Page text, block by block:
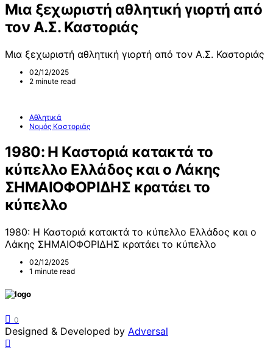
Μια ξεχωριστή αθλητική γιορτή από
τον Α.Σ. Καστοριάς
Μια ξεχωριστή αθλητική γιορτή από τον Α.Σ. Καστοριάς
02/12/2025
2 minute read
Αθλητικά
Νομός Καστοριάς
1980: Η Καστοριά κατακτά το
κύπελλο Ελλάδος και ο Λάκης
ΣΗΜΑΙΟΦΟΡΙΔΗΣ κρατάει το
κύπελλο
1980: Η Καστοριά κατακτά το κύπελλο Ελλάδος και ο
Λάκης ΣΗΜΑΙΟΦΟΡΙΔΗΣ κρατάει το κύπελλο
02/12/2025
1 minute read
0
Designed & Developed by Adversal